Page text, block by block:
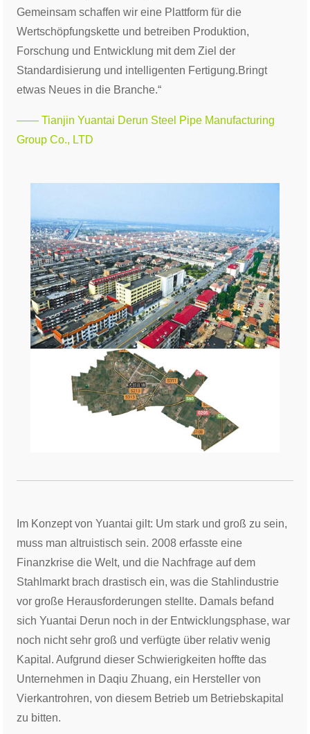
Gemeinsam schaffen wir eine Plattform für die
Wertschöpfungskette und betreiben Produktion,
Forschung und Entwicklung mit dem Ziel der
Standardisierung und intelligenten Fertigung.Bringt
etwas Neues in die Branche.“
—— Tianjin Yuantai Derun Steel Pipe Manufacturing
Group Co., LTD
Im Konzept von Yuantai gilt: Um stark und groß zu sein,
muss man altruistisch sein. 2008 erfasste eine
Finanzkrise die Welt, und die Nachfrage auf dem
Stahlmarkt brach drastisch ein, was die Stahlindustrie
vor große Herausforderungen stellte. Damals befand
sich Yuantai Derun noch in der Entwicklungsphase, war
noch nicht sehr groß und verfügte über relativ wenig
Kapital. Aufgrund dieser Schwierigkeiten hoffte das
Unternehmen in Daqiu Zhuang, ein Hersteller von
Vierkantrohren, von diesem Betrieb um Betriebskapital
zu bitten.